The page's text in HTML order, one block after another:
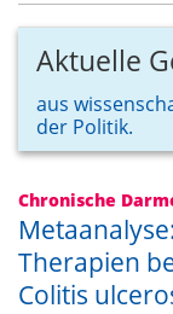
Aktuelle
aus
der Politik.
Chronische
Therapien
Colitis